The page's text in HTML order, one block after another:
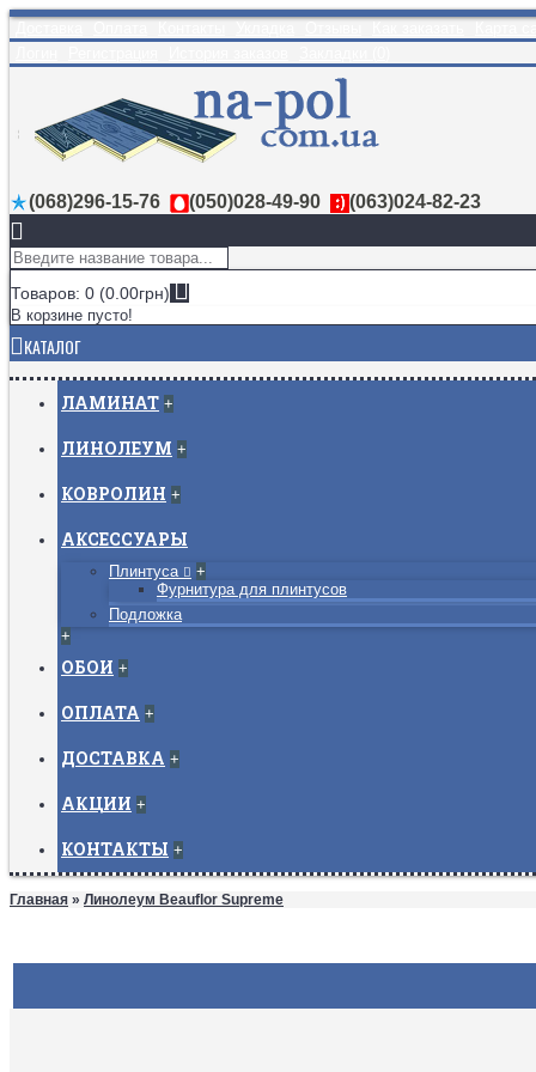
(068)296-15-76 (050)028-49-90 (063)024-82-23
Товаров: 0 (0.00грн)
В корзине пусто!
КАТАЛОГ
ЛАМИНАТ +
ЛИНОЛЕУМ +
КОВРОЛИН +
АКСЕССУАРЫ
Плинтуса
+
Фурнитура для плинтусов
Подложка
+
ОБОИ +
ОПЛАТА +
ДОСТАВКА +
АКЦИИ +
КОНТАКТЫ +
Главная » Линолеум Beauflor Supreme